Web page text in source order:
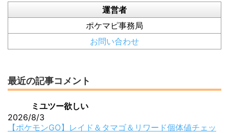
運営者
ポケマピ事務局
お問い合わせ
最近の記事コメント
ミユツー欲しい
2026/8/3
【ポケモンGO】レイド＆タマゴ＆リワード個体値チェッ